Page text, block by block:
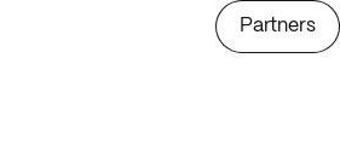
Partners